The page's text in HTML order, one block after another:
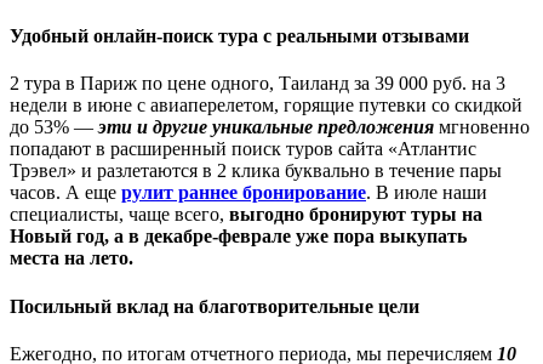
Удобный онлайн-поиск тура с реальными отзывами
2 тура в Париж по цене одного, Таиланд за 39 000 руб. на 3
недели в июне с авиаперелетом, горящие путевки со скидкой
до 53% —эти и другие уникальные предложения мгновенно
попадают в расширенный поиск туров сайта «Атлантис
Трэвел» и разлетаются в 2 клика буквально в течение пары
часов. А еще рулит раннее бронирование. В июле наши
специалисты, чаще всего, выгодно бронируют туры на
Новый год, а в декабре-феврале уже пора выкупать
места на лето.
Посильный вклад на благотворительные цели
Ежегодно, по итогам отчетного периода, мы перечисляем 10